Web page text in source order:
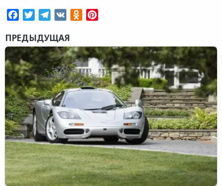
FacebookTwitterTelegram
VK Odnoklassniki
ПРЕДЫДУЩАЯ